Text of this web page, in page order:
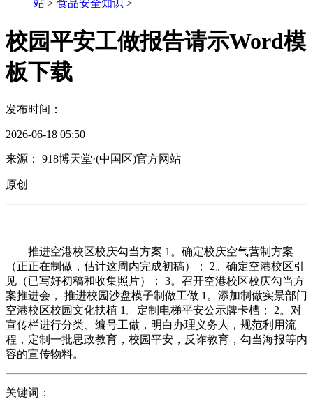
站 > 食品安全知识 >
校园平安工做报告请示Word模
板下载
发布时间：
2026-06-18 05:50
来源： 918博天堂·(中国区)官方网站
原创
推进空港校区校庆勾当方案 1。确定校庆空气营制方案
（正正在制做，估计这周内完成初稿）； 2。确定空港校区引
见（已写好初稿和收集照片）； 3。召开空港校区校庆勾当方
案推进会， 推进校园沙盘模子制做工做 1。添加制做实景部门
空港校区校园文化扶植 1。定制电梯平安公示牌卡槽； 2。对
宣传栏进行分类、编号工做，明白办理义务人，规范利用流
程，定制一批思政教育，校园平安，反诈教育，勾当海报等内
容的宣传物料。
关键词：